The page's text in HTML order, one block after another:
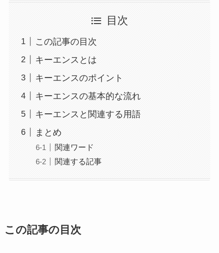
目次
この記事の目次
キーエンスとは
キーエンスのポイント
キーエンスの基本的な流れ
キーエンスと関連する用語
まとめ
関連ワード
関連する記事
この記事の目次